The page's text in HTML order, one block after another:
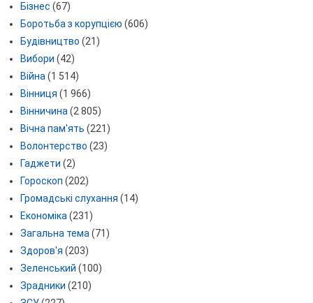
Бізнес (67)
Боротьба з корупцією (606)
Будівництво (21)
Вибори (42)
Війна(1 514)
Вінниця (1 966)
Вінничина(2 805)
Вічна пам'ять (221)
Волонтерство (23)
Гаджети (2)
Гороскоп (202)
Громадські слухання (14)
Економіка(231)
Загальна тема(71)
Здоров'я (203)
Зеленський (100)
Зрадники (210)